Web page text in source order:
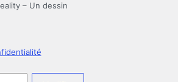
– Un dessin